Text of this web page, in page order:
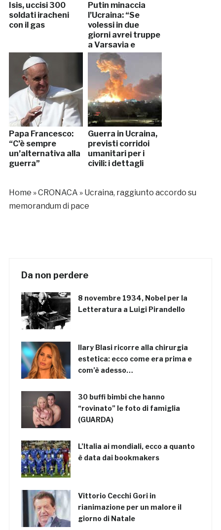
Isis, uccisi 300
soldati iracheni
con il gas
Putin minaccia
l’Ucraina: “Se
volessi in due
giorni avrei truppe
a Varsavia e
Bucarest”
Papa Francesco:
“C’è sempre
un’alternativa alla
guerra”
Guerra in Ucraina,
previsti corridoi
umanitari per i
civili: i dettagli
Home »CRONACA » Ucraina, raggiunto accordo su
memorandum di pace
Da non perdere
8 novembre 1934, Nobel per la
Letteratura a Luigi Pirandello
Ilary Blasi ricorre alla chirurgia
estetica: ecco come era prima e
com’è adesso…
30 buffi bimbi che hanno
“rovinato” le foto di famiglia
(GUARDA)
L’Italia ai mondiali, ecco a quanto
è data dai bookmakers
Vittorio Cecchi Gori in
rianimazione per un malore il
giorno di Natale